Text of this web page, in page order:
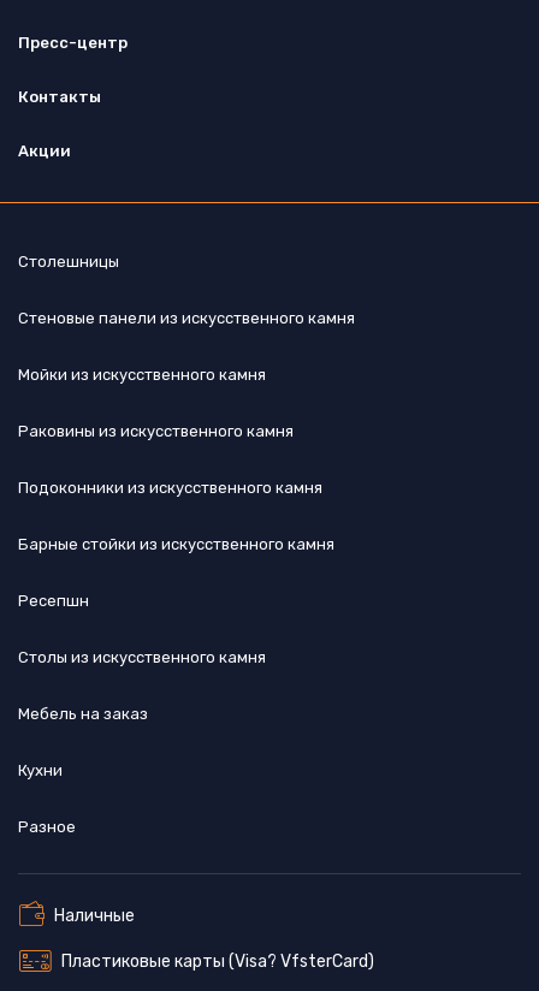
Пресс-центр
Контакты
Акции
Столешницы
Стеновые панели из искусственного камня
Мойки из искусственного камня
Раковины из искусственного камня
Подоконники из искусственного камня
Барные стойки из искусственного камня
Ресепшн
Cтолы из искусственного камня
Мебель на заказ
Кухни
Разное
Наличные
Пластиковые карты (Visa? VfsterCard)